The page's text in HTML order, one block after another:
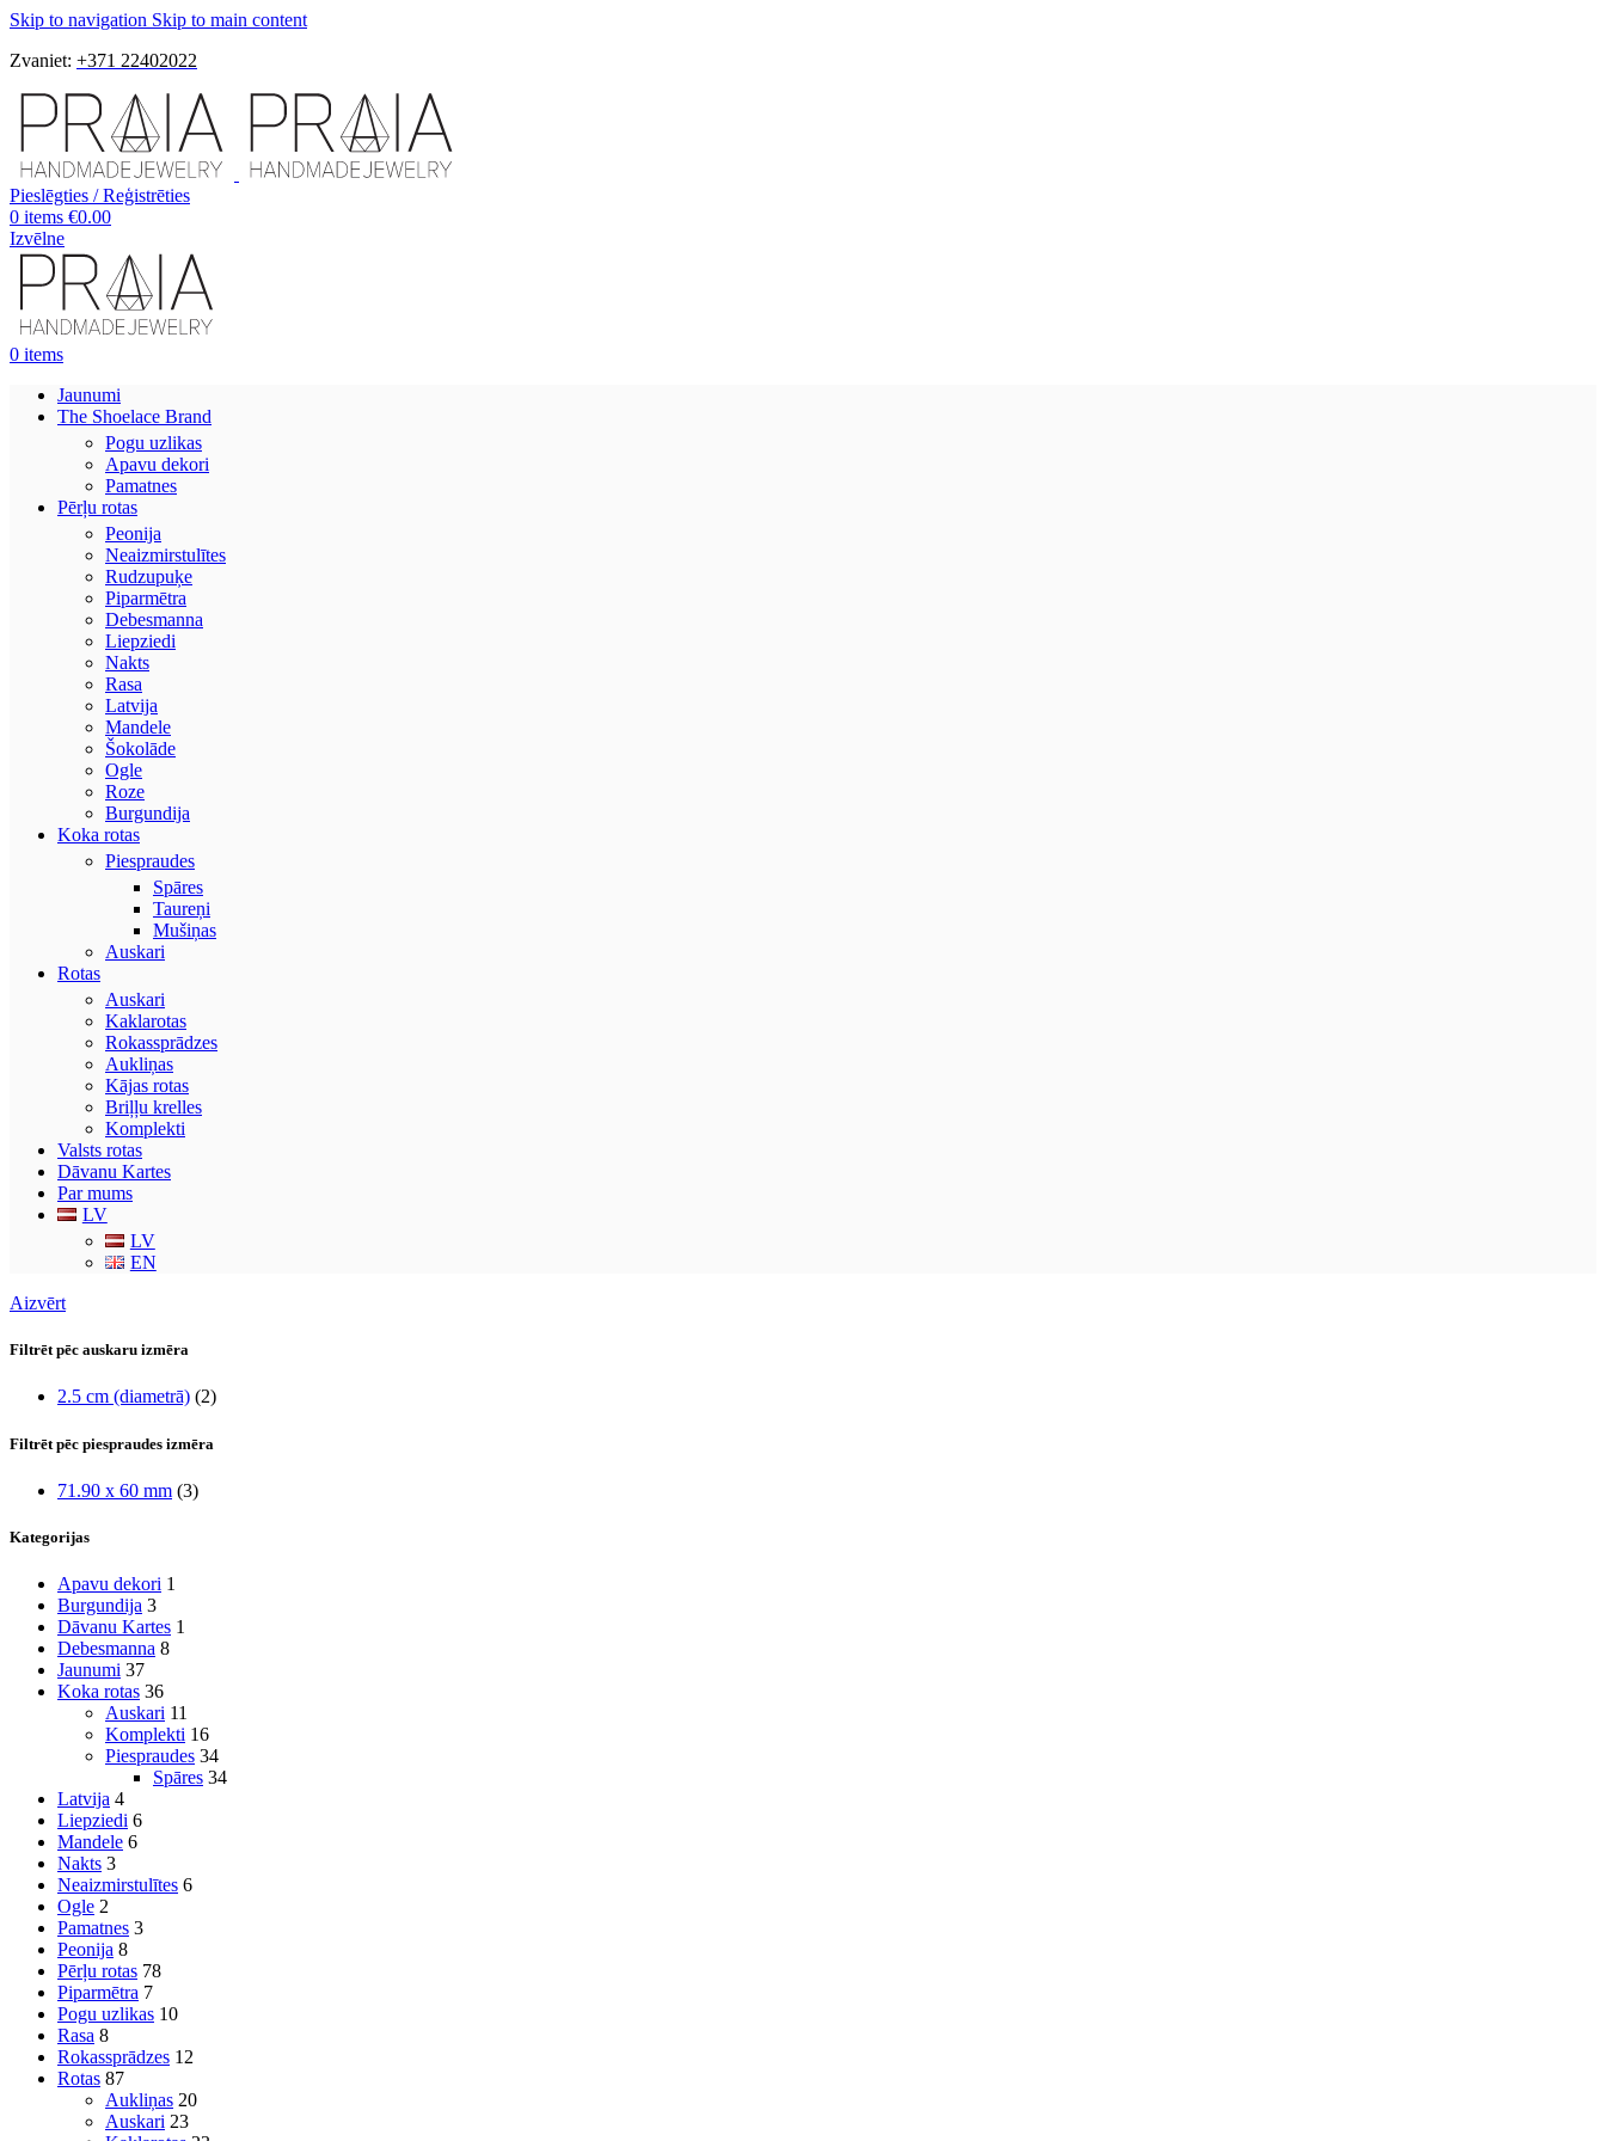
Skip to navigation Skip to main content
Zvaniet: +371 22402022
Pieslēgties / Reģistrēties
0 items €0.00
Izvēlne
0 items
Jaunumi
The Shoelace Brand
Pogu uzlikas
Apavu dekori
Pamatnes
Pērļu rotas
Peonija
Neaizmirstulītes
Rudzupuķe
Piparmētra
Debesmanna
Liepziedi
Nakts
Rasa
Latvija
Mandele
Šokolāde
Ogle
Roze
Burgundija
Koka rotas
Piespraudes
Spāres
Taureņi
Mušiņas
Auskari
Rotas
Auskari
Kaklarotas
Rokassprādzes
Aukliņas
Kājas rotas
Briļļu krelles
Komplekti
Valsts rotas
Dāvanu Kartes
Par mums
LV
LV
EN
Aizvērt
Filtrēt pēc auskaru izmēra
2.5 cm (diametrā) (2)
Filtrēt pēc piespraudes izmēra
71.90 x 60 mm (3)
Kategorijas
Apavu dekori 1
Burgundija 3
Dāvanu Kartes 1
Debesmanna 8
Jaunumi 37
Koka rotas 36
Auskari 11
Komplekti 16
Piespraudes 34
Spāres 34
Latvija 4
Liepziedi 6
Mandele 6
Nakts 3
Neaizmirstulītes 6
Ogle 2
Pamatnes 3
Peonija 8
Pērļu rotas 78
Piparmētra 7
Pogu uzlikas 10
Rasa 8
Rokassprādzes 12
Rotas 87
Aukliņas 20
Auskari 23